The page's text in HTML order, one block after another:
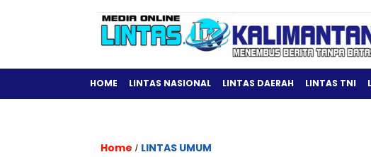
HOME LINTAS NASIONAL LINTAS DAERAH LINTAS TNI
Home / LINTAS UMUM